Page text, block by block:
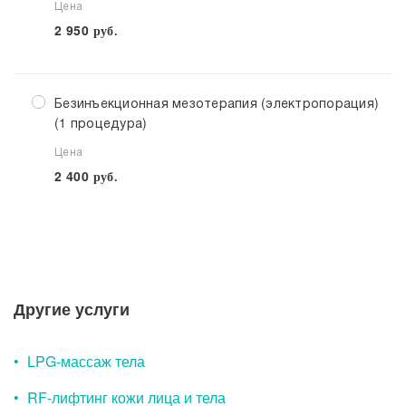
Цена
2 950 руб.
Безинъекционная мезотерапия (электропорация)
(1 процедура)
Цена
2 400 руб.
Детские клиники
Другие услуги
LPG-массаж тела
RF-лифтинг кожи лица и тела